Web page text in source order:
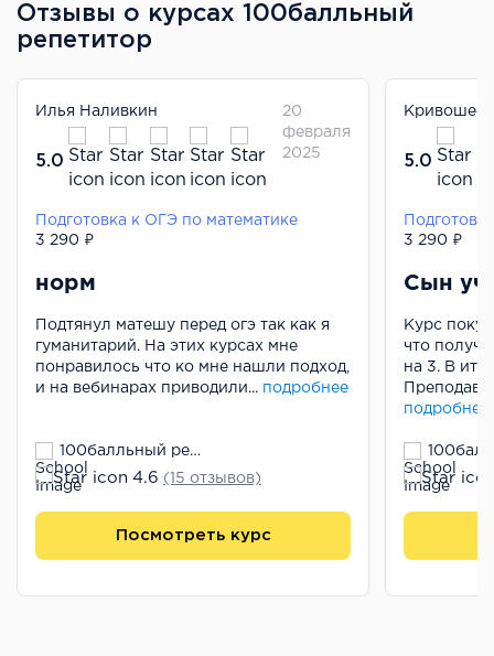
Отзывы о курсах 100балльный
репетитор
Илья Наливкин
5.0
20
февраля
2025
Подготовка к ОГЭ по математике
3 290 ₽
норм
Подтянул матешу перед огэ так как я
гуманитарий. На этих курсах мне
понравилось что ко мне нашли подход,
и на вебинарах приводили... подробнее
100балльный репетитор
4.6 (15 отзывов)
Посмотреть курс
5.0
3 290 ₽
Сын
Курс
что
на 3. В
подробнее